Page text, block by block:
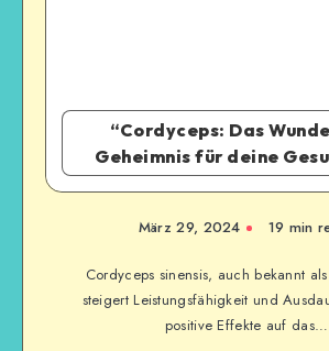
“Cordyceps: Das
Geheimnis für deine
März 29, 2024 19 min
Cordyceps sinensis, auch bekannt
steigert Leistungsfähigkeit und
positive Effekte auf das…